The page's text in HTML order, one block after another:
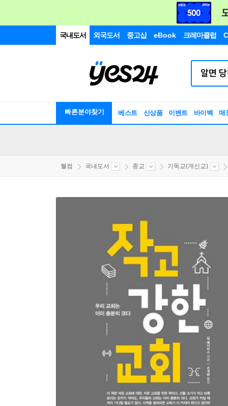
국내도서 외국도서 중고샵 eBook 크레마클럽
빠른분야찾기 베스트 신상품 이벤트 바이백 매
웰컴 국내도서 종교 기독교(개신교)